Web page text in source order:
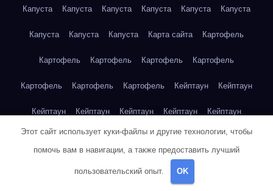
Капуста Капуста Капуста Капуста Капуста Капуста
Капуста Капуста Капуста Карта сайта Картофель
Картофель Картофель Картофель Картофель
Картофель Картофель Картофель Кейптаун Кейптаун
Кейптаун Кейптаун Кейптаун Кейптаун Кейптаун
Кейптаун Кейптаун Кейптаун Кейптаун Кейптаун
Кейптаун
Этот сайт использует куки-файлы и другие технологии, чтобы
помочь вам в навигации, а также предоставить лучший
пользовательский опыт. OK